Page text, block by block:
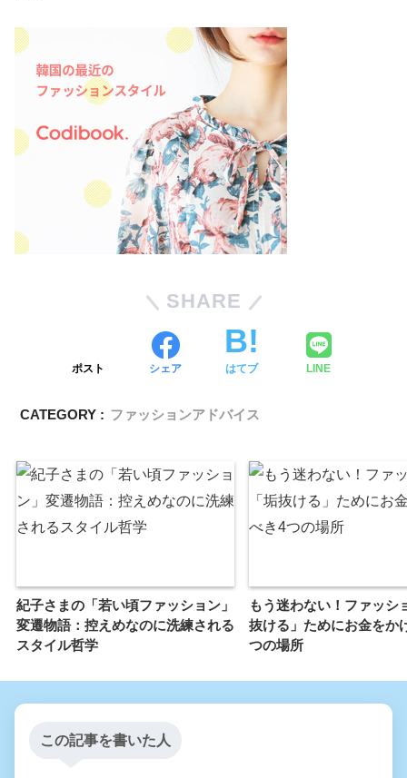
SHARE
ポスト シェア はてブ LINE
CATEGORY : ファッションアドバイス
紀子さまの「若い頃ファッション」
変遷物語：控えめなのに洗練される
スタイル哲学
もう迷わない！ファッシ
抜ける」ためにお金をか
つの場所
この記事を書いた人